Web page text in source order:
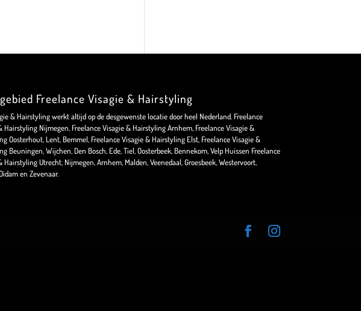
Freelance Visagie & Hairstyling
& Hairstyling werkt altijd op de desgewenste locatie door heel Nederland. Freelance
Hairstyling Nijmegen, Freelance Visagie & Hairstyling Arnhem, Freelance Visagie &
Oosterhout, Lent, Bemmel, Freelance Visagie & Hairstyling Elst, Freelance Visagie &
Beuningen, Wijchen, Den Bosch, Ede, Tiel, Oosterbeek, Bennekom, Velp Huissen Freelance
Hairstyling Utrecht, Nijmegen, Arnhem, Malden, Veenedaal, Groesbeek, Westervoort,
en Zevenaar.